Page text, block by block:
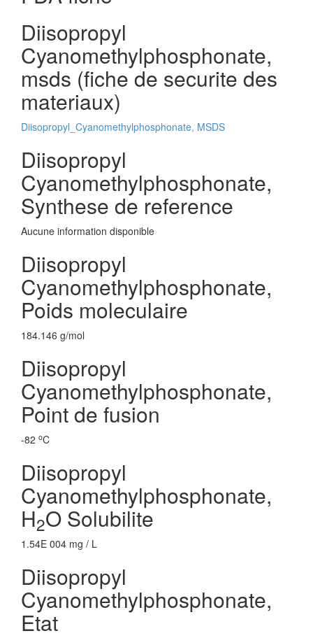
Diisopropyl
Cyanomethylphosphonate,
msds (fiche de securite des
materiaux)
Diisopropyl_Cyanomethylphosphonate, MSDS
Diisopropyl
Cyanomethylphosphonate,
Synthese de reference
Aucune information disponible
Diisopropyl
Cyanomethylphosphonate,
Poids moleculaire
184.146 g/mol
Diisopropyl
Cyanomethylphosphonate,
Point de fusion
-82 oC
Diisopropyl
Cyanomethylphosphonate,
H2O Solubilite
1.54E 004 mg / L
Diisopropyl
Cyanomethylphosphonate,
Etat